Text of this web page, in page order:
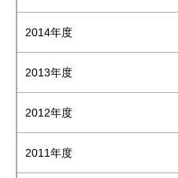
2014年度
2013年度
2012年度
2011年度